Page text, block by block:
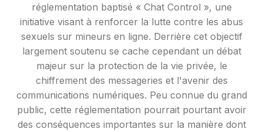
réglementation baptisé « Chat Control », une
initiative visant à renforcer la lutte contre les abus
sexuels sur mineurs en ligne. Derrière cet objectif
largement soutenu se cache cependant un débat
majeur sur la protection de la vie privée, le
chiffrement des messageries et l'avenir des
communications numériques. Peu connue du grand
public, cette réglementation pourrait pourtant avoir
des conséquences importantes sur la manière dont